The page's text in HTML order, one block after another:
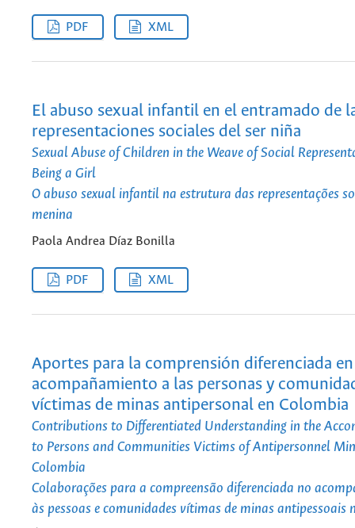
PDF XML
El abuso sexual infantil en el entramado de
representaciones sociales del ser niña
Sexual Abuse of Children in the Weave of Social
Being a Girl
O abuso sexual infantil na estrutura das representações
menina
Paola Andrea Díaz Bonilla
PDF XML
Aportes para la comprensión diferenciada
acompañamiento a las personas y
víctimas de minas antipersonal en Colombia
Contributions to Differentiated Understanding in the
to Persons and Communities Victims of Antipersonnel
Colombia
Colaborações para a compreensão diferenciada no
às pessoas e comunidades vítimas de minas antipessoais